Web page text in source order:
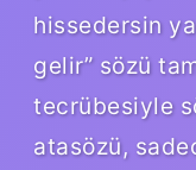
hissedersin
gelir” sözü
tecrübesiyle
atasözü,